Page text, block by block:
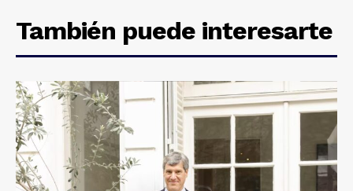
También puede interesarte